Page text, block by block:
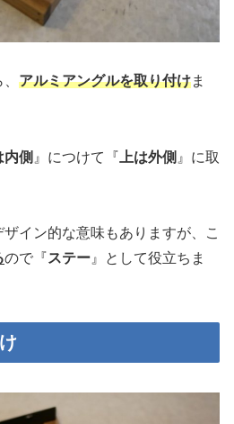
アルミアングルを取り付けま
内側 』につけて『 上は外側 』に取
イン的な意味もありますが、こ
ので『ステー』として役立ちま